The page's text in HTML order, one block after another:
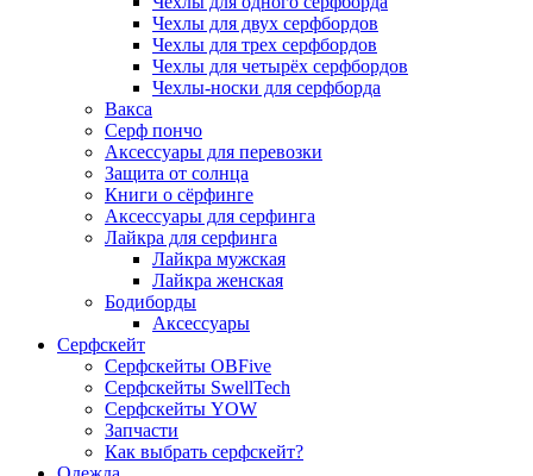
Чехлы для двух серфбордов
Чехлы для трех серфбордов
Чехлы для четырёх серфбордов
Чехлы-носки для серфборда
Вакса
Серф пончо
Аксессуары для перевозки
Защита от солнца
Книги о сёрфинге
Аксессуары для серфинга
Лайкра для серфинга
Лайкра мужская
Лайкра женская
Бодиборды
Аксессуары
Серфскейт
Серфскейты OBFive
Серфскейты SwellTech
Серфскейты YOW
Запчасти
Как выбрать серфскейт?